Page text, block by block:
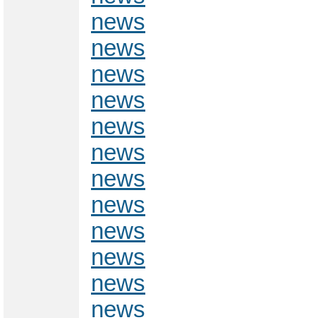
news
news
news
news
news
news
news
news
news
news
news
news